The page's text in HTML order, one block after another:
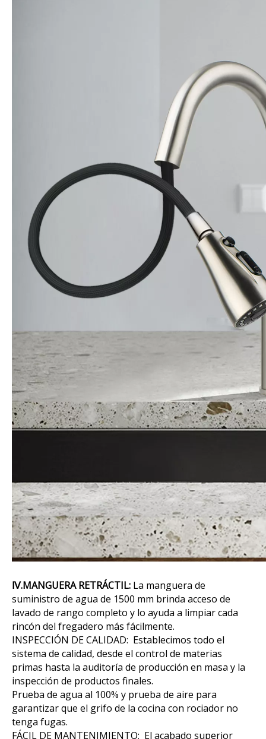
Ⅳ.MANGUERA RETRÁCTIL: La manguera de
suministro de agua de 1500 mm brinda acceso de
lavado de rango completo y lo ayuda a limpiar cada
rincón del fregadero más fácilmente.
INSPECCIÓN DE CALIDAD: Establecimos todo el
sistema de calidad, desde el control de materias
primas hasta la auditoría de producción en masa y la
inspección de productos finales.
Prueba de agua al 100% y prueba de aire para
garantizar que el grifo de la cocina con rociador no
tenga fugas.
FÁCIL DE MANTENIMIENTO: El acabado superior